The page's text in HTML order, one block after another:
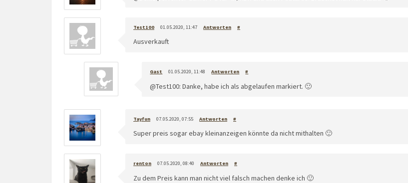
Test100 01.05.2020, 11:47 Antworten #
Ausverkauft
Gast 01.05.2020, 11:48 Antworten #
@Test100: Danke, habe ich als abgelaufen markiert. 🙂
Tayfun 07.05.2020, 07:55 Antworten #
Super preis sogar ebay kleinanzeigen könnte da nicht mithalten 🙂
renton 07.05.2020, 08:40 Antworten #
Zu dem Preis kann man nicht viel falsch machen denke ich 🙂